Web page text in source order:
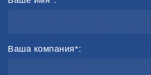
Ваша компания*: